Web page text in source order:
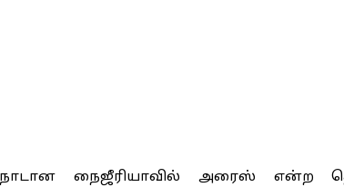
நாடான நைஜீரியாவில் அரைஸ் என்ற